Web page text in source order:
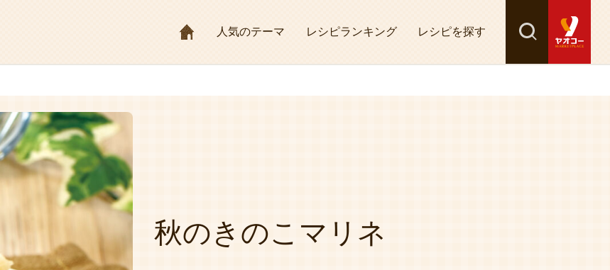
HOME人気のテーマ レシピランキング レシピを探す 検索
探す
秋のきのこマリネ